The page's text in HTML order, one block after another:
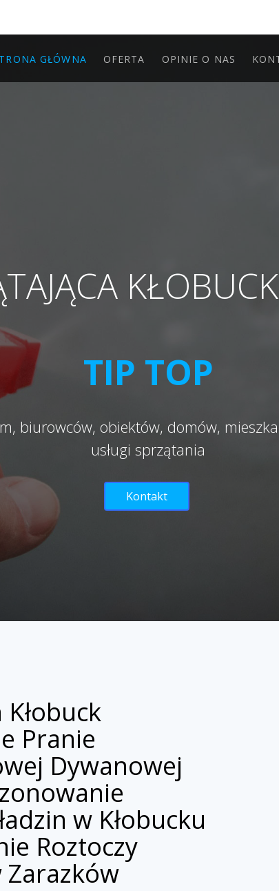
GŁÓWNA OFERTA OPINIE O NAS
KŁOBUCK
TIP TOP
biurowców, obiektów, domów,
usługi sprzątania
Kontakt
Pranie
Dywanowej
w Kłobucku
Roztoczy